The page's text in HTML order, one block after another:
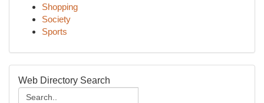
Shopping
Society
Sports
Web Directory Search